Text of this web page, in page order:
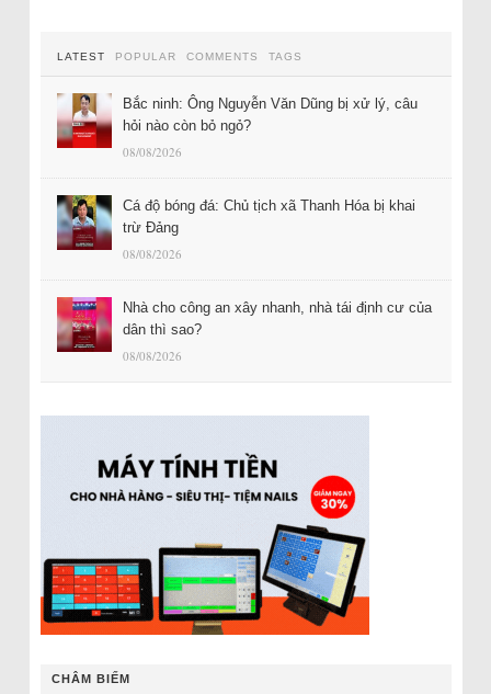
LATEST POPULAR COMMENTS TAGS
Bắc ninh: Ông Nguyễn Văn Dũng bị xử lý, câu
hỏi nào còn bỏ ngỏ?
08/08/2026
Cá độ bóng đá: Chủ tịch xã Thanh Hóa bị khai
trừ Đảng
08/08/2026
Nhà cho công an xây nhanh, nhà tái định cư của
dân thì sao?
08/08/2026
CHÂM BIẾM